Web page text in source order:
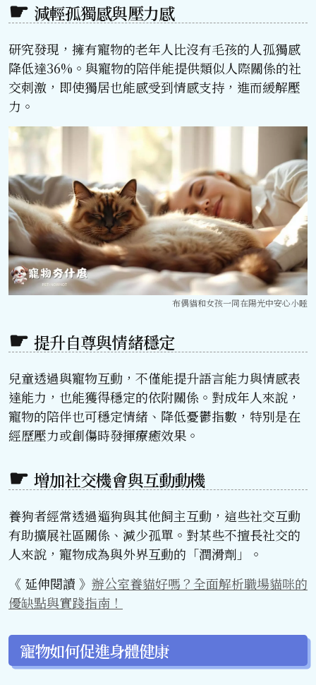
減輕孤獨感與壓力感
研究發現，擁有寵物的老年人比沒有毛孩的人孤獨感
降低達36%。與寵物的陪伴能提供類似人際關係的社
交刺激，即使獨居也能感受到情感支持，進而緩解壓
力。
布偶貓和女孩一同在陽光中安心小睡
提升自尊與情緒穩定
兒童透過與寵物互動，不僅能提升語言能力與情感表
達能力，也能獲得穩定的依附關係。對成年人來說，
寵物的陪伴也可穩定情緒、降低憂鬱指數，特別是在
經歷壓力或創傷時發揮療癒效果。
增加社交機會與互動動機
養狗者經常透過遛狗與其他飼主互動，這些社交互動
有助擴展社區關係、減少孤單。對某些不擅長社交的
人來說，寵物成為與外界互動的「潤滑劑」。
《 延伸閱讀 》 辦公室養貓好嗎？全面解析職場貓咪的
優缺點與實踐指南！
寵物如何促進身體健康